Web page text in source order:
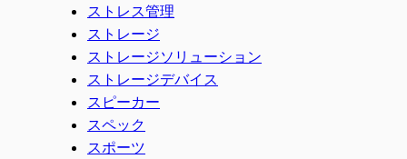
ストレス管理
ストレージ
ストレージソリューション
ストレージデバイス
スピーカー
スペック
スポーツ